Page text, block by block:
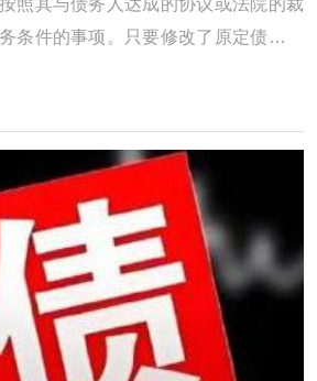
照其与债务人达成的协议或法院的裁
条件的事项。只要修改了原定债务偿
个人网贷的债务重组需要遵循一定的
已经损失或无法收回的资产及损益账
产进行重估价，以确定 ...